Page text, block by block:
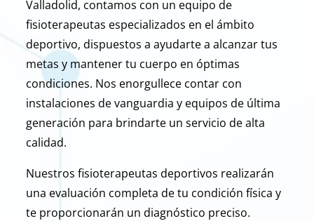
Valladolid, contamos con un equipo de
fisioterapeutas especializados en el ámbito
deportivo, dispuestos a ayudarte a alcanzar tus
metas y mantener tu cuerpo en óptimas
condiciones. Nos enorgullece contar con
instalaciones de vanguardia y equipos de última
generación para brindarte un serviciode alta
calidad.
Nuestros fisioterapeutas deportivos realizarán
una evaluación completa de tu condiciónfísica y
te proporcionarán un diagnóstico preciso.